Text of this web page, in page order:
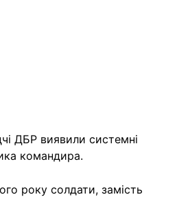
ДБР виявили системні
командира.
року солдати, замість